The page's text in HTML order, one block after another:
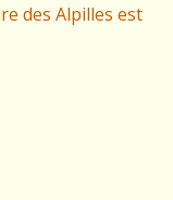
des Alpilles est